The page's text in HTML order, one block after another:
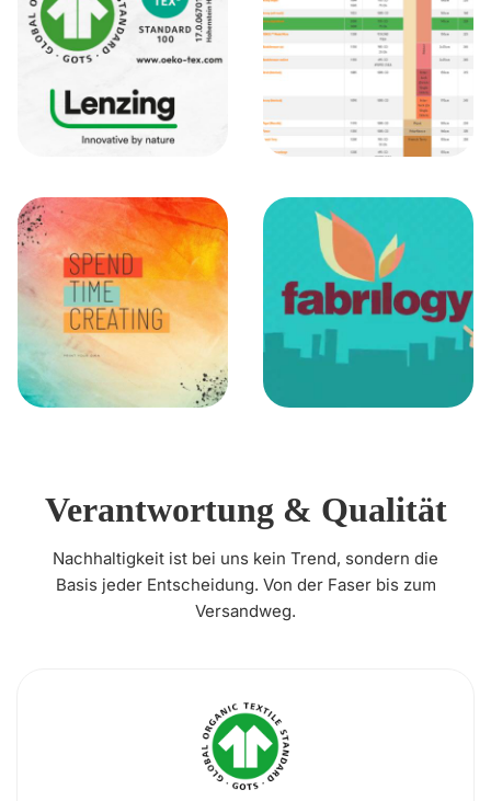
Verantwortung & Qualität
Nachhaltigkeit ist bei uns kein Trend, sondern die
Basis jeder Entscheidung. Von der Faser bis zum
Versandweg.